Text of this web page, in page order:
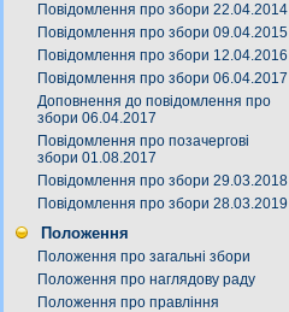
Повідомлення про збори 22.04.2014
Повідомлення про збори 09.04.2015
Повідомлення про збори 12.04.2016
Повідомлення про збори 06.04.2017
Доповнення до повідомлення про
збори 06.04.2017
Повідомлення про позачергові
збори 01.08.2017
Повідомлення про збори 29.03.2018
Повідомлення про збори 28.03.2019
Положення
Положення про загальні збори
Положення про наглядову раду
Положення про правління